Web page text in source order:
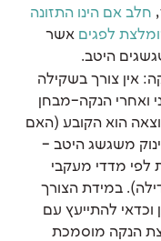
חלב אם הינו התזונה
לפגים אשר
היטב.
אין צורך בשקילה
ואחרי הנקה–מבחן
הוא הקובע (האם
משגשג היטב –
לפי מדדי מעקבי
במידת הצורך
וכדאי להתייעץ עם
הנקה מוסמכת